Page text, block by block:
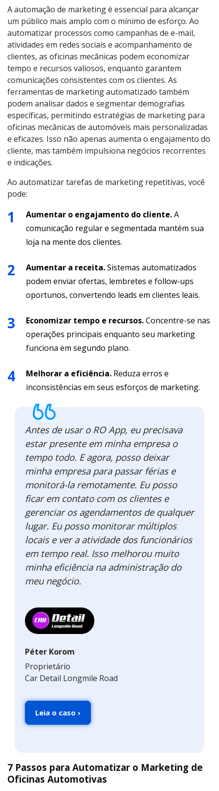
A automação de marketing é essencial para alcançar
um público mais amplo com o mínimo de esforço. Ao
automatizar processos como campanhas de e-mail,
atividades em redes sociais e acompanhamento de
clientes, as oficinas mecânicas podem economizar
tempo e recursos valiosos, enquanto garantem
comunicações consistentes com os clientes. As
ferramentas de marketing automatizado também
podem analisar dados e segmentar demografias
específicas, permitindo estratégias de marketing para
oficinas mecânicas de automóveis mais personalizadas
e eficazes. Isso não apenas aumenta o engajamento do
cliente, mas também impulsiona negócios recorrentes
e indicações.
Ao automatizar tarefas de marketing repetitivas, você
pode:
Aumentar o engajamento do cliente.A
comunicação regular e segmentada mantém sua
loja na mente dos clientes.
Aumentar a receita.Sistemas automatizados
podem enviar ofertas, lembretes e follow-ups
oportunos, convertendo leads em clientes leais.
Economizar tempo e recursos.Concentre-se nas
operações principais enquanto seu marketing
funciona em segundo plano.
Melhorar a eficiência. Reduza erros e
inconsistências em seus esforços de marketing.
Antes de usar o RO App, eu precisava
estar presente em minha empresa o
tempo todo. E agora, posso deixar
minha empresa para passar férias e
monitorá-la remotamente. Eu posso
ficar em contato com os clientes e
gerenciar os agendamentos de qualquer
lugar. Eu posso monitorar múltiplos
locais e ver a atividade dos funcionários
em tempo real. Isso melhorou muito
minha eficiência na administração do
meu negócio.
Péter Korom
Proprietário
Car Detail Longmile Road
Leia o caso ›
7 Passos para Automatizar o Marketing de
Oficinas Automotivas